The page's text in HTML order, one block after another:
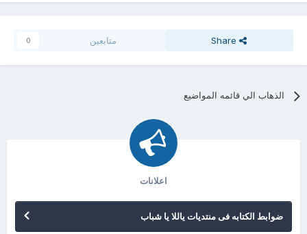
Share متابعين 0
الذهاب الي قائمه المواضيع
اعلانات
ضوابط الكتابه فى منتديات ياللا يا شباب